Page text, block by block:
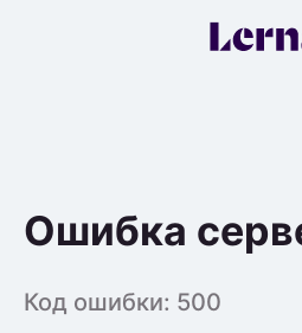
Ошибка
Код ошибки: 500